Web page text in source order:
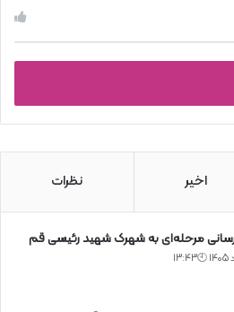
اخیر نظرات
مرحله‌ای به شهرک شهید رئیسی قم